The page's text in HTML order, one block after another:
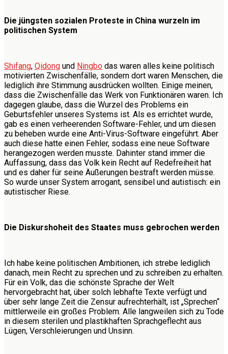
Die jüngsten sozialen Proteste in China wurzeln im
politischen System
Shifang, Qidong und Ningbo das waren alles keine politisch
motivierten Zwischenfälle, sondern dort waren Menschen, die
lediglich ihre Stimmung ausdrücken wollten. Einige meinen,
dass die Zwischenfälle das Werk von Funktionären waren. Ich
dagegen glaube, dass die Wurzel des Problems ein
Geburtsfehler unseres Systems ist. Als es errichtet wurde,
gab es einen verheerenden Software-Fehler, und um diesen
zu beheben wurde eine Anti-Virus-Software eingeführt. Aber
auch diese hatte einen Fehler, sodass eine neue Software
herangezogen werden musste. Dahinter stand immer die
Auffassung, dass das Volk kein Recht auf Redefreiheit hat
und es daher für seine Äußerungen bestraft werden müsse.
So wurde unser System arrogant, sensibel und autistisch: ein
autistischer Riese.
Die Diskurshoheit des Staates muss gebrochen werden
Ich habe keine politischen Ambitionen, ich strebe lediglich
danach, mein Recht zu sprechen und zu schreiben zu erhalten.
Für ein Volk, das die schönste Sprache der Welt
hervorgebracht hat, über solch lebhafte Texte verfügt und
über sehr lange Zeit die Zensur aufrechterhält, ist „Sprechen“
mittlerweile ein großes Problem. Alle langweilen sich zu Tode
in diesem sterilen und plastikhaften Sprachgeflecht aus
Lügen, Verschleierungen und Unsinn.